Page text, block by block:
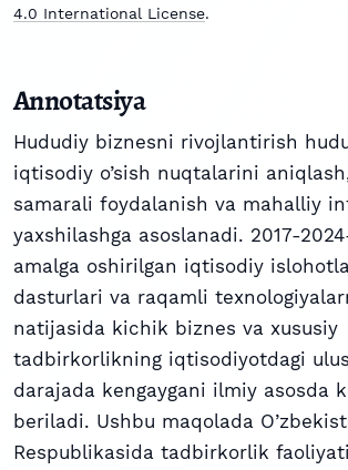
4.0 International License.
Annotatsiya
Hududiy biznesni rivojlantirish
iqtisodiy o’sish nuqtalarini
samarali foydalanish va mahalliy
yaxshilashga asoslanadi. 2017-
amalga oshirilgan iqtisodiy
dasturlari va raqamli
natijasida kichik biznes va xususiy
tadbirkorlikning iqtisodiyotdagi
darajada kengaygani ilmiy asosda
beriladi. Ushbu maqolada
Respublikasida tadbirkorlik